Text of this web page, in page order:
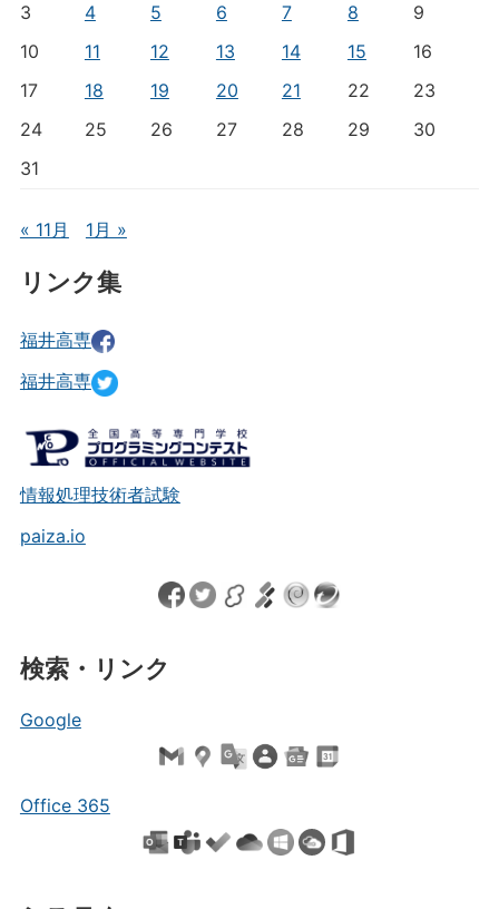
3
4 5 6 7 8
9
10
11 12 13 14 15
16
17
18 19 20 21 22
23
24
25 26 27 28 29
30
31
« 11月 1月 »
リンク集
福井高専
福井高専
情報処理技術者試験
paiza.io
検索・リンク
Google
Office 365